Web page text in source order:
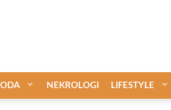
NEKROLOGI LIFESTYLE